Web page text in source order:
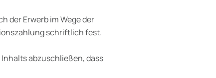
der Erwerb im Wege der
schriftlich fest.
abzuschließen, dass